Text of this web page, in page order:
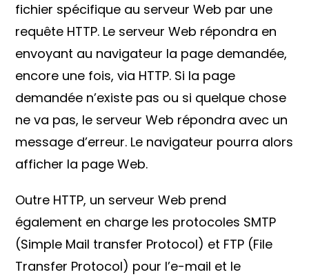
fichier spécifique au serveur Web par une
requête HTTP. Le serveur Web répondra en
envoyant au navigateur la page demandée,
encore une fois, via HTTP. Si la page
demandée n’existe pas ou si quelque chose
ne va pas, le serveur Web répondra avec un
message d’erreur. Le navigateur pourra alors
afficher la page Web.
Outre HTTP, un serveur Web prend
également en charge les protocoles SMTP
(Simple Mail transfer Protocol) et FTP (File
Transfer Protocol) pour l’e-mail et le